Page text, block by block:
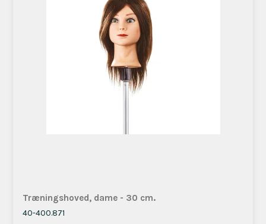
Træningshoved, dame - 30 cm.
40-400.871